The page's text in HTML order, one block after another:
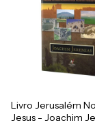
Livro Jerusalém
Jesus - Joachim